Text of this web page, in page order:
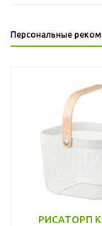
Персональные
РИСАТОРП